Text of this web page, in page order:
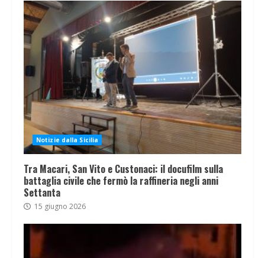
Notizie dalla Sicilia
Tra Macari, San Vito e Custonaci: il docufilm sulla
battaglia civile che fermò la raffineria negli anni
Settanta
15 giugno 2026